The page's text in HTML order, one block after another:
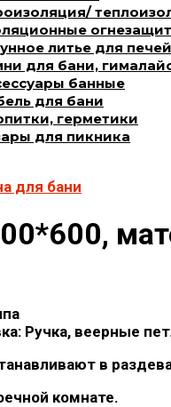
литье для
для бани,
банные
для бани
герметики
для пикника
для бани
Ручка, веерные
в
комнате.